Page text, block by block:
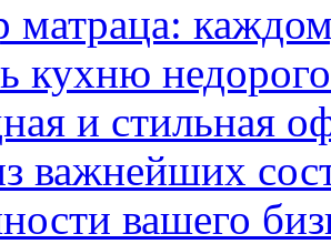
кухню
и стильная
важнейших
вашего